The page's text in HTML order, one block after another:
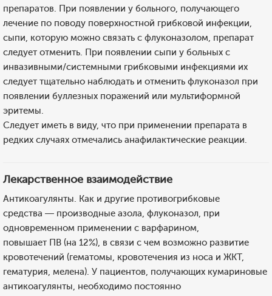
препаратов. При появлении у больного, получающего
лечение по поводу поверхностной грибковой инфекции,
сыпи, которую можно связать с флуконазолом, препарат
следует отменить. При появлении сыпи у больных с
инвазивными/системными грибковыми инфекциями их
следует тщательно наблюдать и отменить флуконазол при
появлении буллезных поражений или мультиформной
эритемы.
Следует иметь в виду, что при применении препарата в
редких случаях отмечались анафилактические реакции.
Лекарственное взаимодействие
Антикоагулянты. Как и другие противогрибковые
средства — производные азола, флуконазол, при
одновременном применении с варфарином,
повышает ПВ (на 12%), в связи с чем возможно развитие
кровотечений (гематомы, кровотечения из носа и ЖКТ,
гематурия, мелена). У пациентов, получающих кумариновые
антикоагулянты, необходимо постоянно